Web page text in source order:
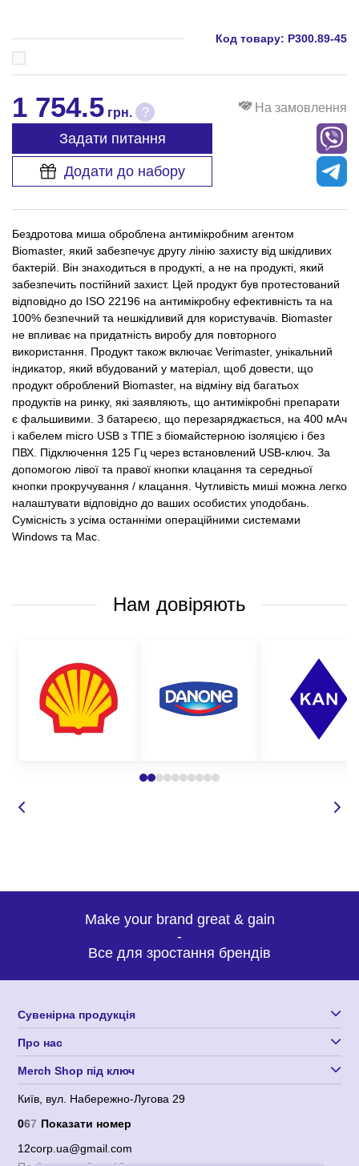
Код товару: P300.89-45
1 754.5 грн. ? На замовлення
Задати питання
Додати до набору
Бездротова миша оброблена антимікробним агентом
Biomaster, який забезпечує другу лінію захисту від шкідливих
бактерій. Він знаходиться в продукті, а не на продукті, який
забезпечить постійний захист. Цей продукт був протестований
відповідно до ISO 22196 на антимікробну ефективність та на
100% безпечний та нешкідливий для користувачів. Biomaster
не впливає на придатність виробу для повторного
використання. Продукт також включає Verimaster, унікальний
індикатор, який вбудований у матеріал, щоб довести, що
продукт оброблений Biomaster, на відміну від багатьох
продуктів на ринку, які заявляють, що антимікробні препарати
є фальшивими. З батареєю, що перезаряджається, на 400 мАч
і кабелем micro USB з ТПЕ з біомайстерною ізоляцією і без
ПВХ. Підключення 125 Гц через встановлений USB-ключ. За
допомогою лівої та правої кнопки клацання та середньої
кнопки прокручування / клацання. Чутливість миші можна легко
налаштувати відповідно до ваших особистих уподобань.
Сумісність з усіма останніми операційними системами
Windows та Mac.
Нам довіряють
Make your brand great & gain
-
Все для зростання брендів
Сувенірна продукція
Про нас
Merch Shop під ключ
Київ, вул. Набережно-Лугова 29
067 Показати номер
12corp.ua@gmail.com